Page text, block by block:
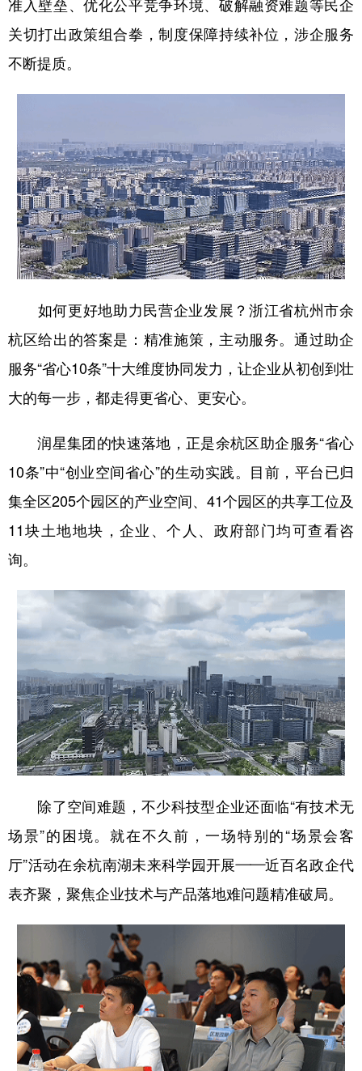
公益 一带一路 亚太网 上市公司
文化产业
北京 天津 河北 山西
辽宁 吉林 上海 江苏
浙江 安徽 福建 江西
山东 河南 湖北 湖南
四川 贵州 云南 西藏
陕西 甘肃 青海 宁夏
新疆 内蒙古 黑龙江
English Español Français عربى
Русский язык 日本語 한국어
准入壁垒、优化公平竞争环境、破解融资难题等民企
关切打出政策组合拳，制度保障持续补位，涉企服务
不断提质。
如何更好地助力民营企业发展？浙江省杭州市余
杭区给出的答案是：精准施策，主动服务。通过助企
服务“省心10条”十大维度协同发力，让企业从初创到壮
大的每一步，都走得更省心、更安心。
润星集团的快速落地，正是余杭区助企服务“省心
10条”中“创业空间省心”的生动实践。目前，平台已归
集全区205个园区的产业空间、41个园区的共享工位及
11块土地地块，企业、个人、政府部门均可查看咨
询。
除了空间难题，不少科技型企业还面临“有技术无
场景”的困境。就在不久前，一场特别的“场景会客
厅”活动在余杭南湖未来科学园开展——近百名政企代
表齐聚，聚焦企业技术与产品落地难问题精准破局。